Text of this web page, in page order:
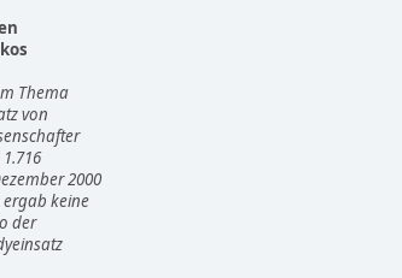
Thema
von
2000
keine
der